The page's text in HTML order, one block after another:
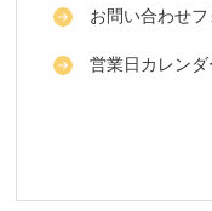
お問い合わせフ
営業日カレンダ